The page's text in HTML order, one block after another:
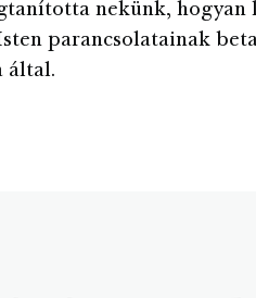
nekünk, hogyan
parancsolatainak
által.